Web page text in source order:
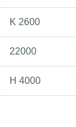
K 2600
22000
H 4000